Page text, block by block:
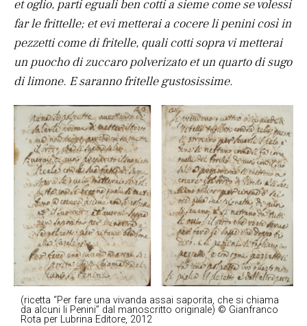
et oglio, parti eguali ben cotti a sieme come se volessi
far le frittelle; et evi metterai a cocere li penini così in
pezzetti come di fritelle, quali cotti sopra vi metterai
un puocho di zuccaro polverizato et un quarto di sugo
di limone. E saranno fritelle gustosissime.
(ricetta “Per fare una vivanda assai saporita, che si chiama
da alcuni li Penini” dal manoscritto originale) © Gianfranco
Rota per Lubrina Editore, 2012